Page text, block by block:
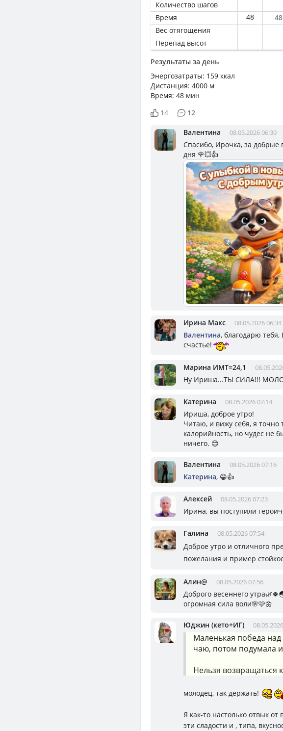
Количество шагов
Время
48
48
Вес отягощения
Перепад высот
Результаты за день
Энергозатраты: 159 ккал
Дистанция: 4000 м
Время: 48 мин
14
12
Валентина 08.05.2026 06:30
Спасибо, Ирочка, за добрые
дня 🌹💥👍
Ирина Макс 08.05.2026 06:34
Валентина, благодарю
счастье!
Марина ИМТ=24,1
Ну Ириша...ТЫ СИЛА!!!
Катерина 08.05.2026 07:14
Ириша, доброе утро!
Читаю, и вижу себя, я
калорийность, но чудес не
ничего. 😊
Валентина 08.05.2026 07:16
Катерина, 😁👍
Алексей 08.05.2026 07:23
Ирина, вы поступили
Галина 08.05.2026 07:54
Доброе утро и отличного
пожелания и пример
Алин@ 08.05.2026 07:56
Доброго весеннего
огромная сила воли🌸🩷🌼
Юджин (кето+ИГ)
Маленькая победа
чаю, потом подумала
Нельзя возвращаться
молодец, так держать!
Я как-то настолько отвык от
эти сладости и , типа,